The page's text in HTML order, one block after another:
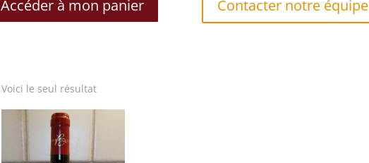
Accéder à mon panier Contacter notre équipe
Voici le seul résultat